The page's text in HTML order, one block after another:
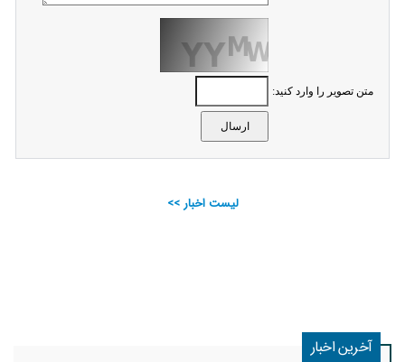
متن تصویر را وارد کنید:
لیست اخبار >>
آخرین اخبار